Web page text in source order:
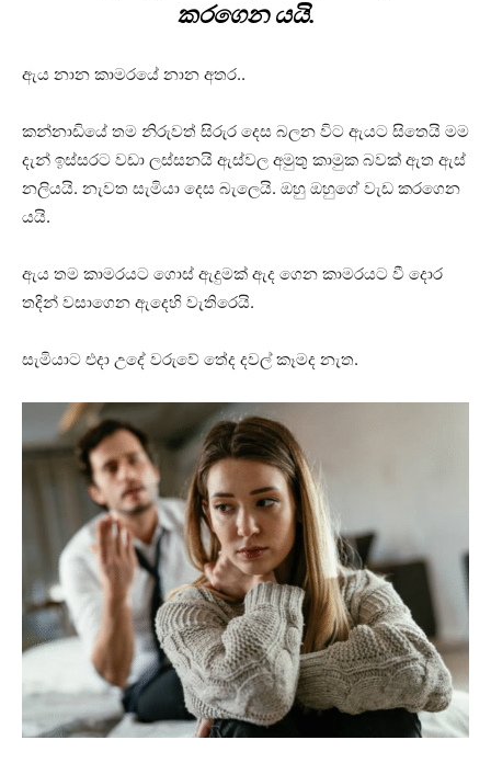
කරගෙන යයි.
ඇය නාන කාමරයේ නාන අතර..
කන්නාඩියේ තම නිරුවත් සිරුර⁣ දෙස බලන විට ඇයට සිතෙයි මම
දැන් ඉස්සරට වඩා ලස්සනයි ඇස්වල අමුතු කාමුක බවක් ඇත ඇස්
නලියයි. නැවත සැමියා දෙස බැලෙයි. ඔහු ඔහුගේ වැඩ කරගෙන
යයි.
ඇය තම කාමරයට ගොස් ඇදුමක් ඇද ගෙන කාමරයට වී දොර
තදින් වසාගෙන ඇදෙහි වැතිරෙයි.
සැමියාට එදා උදේ වරුවේ තේද දවල් කෑමද නැත.